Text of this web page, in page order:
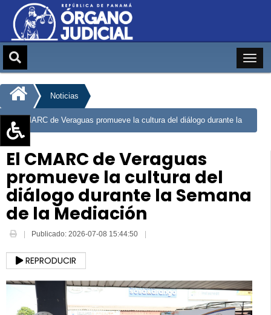
Aumentar texto (+)
Reducir texto (-)
Restablecer texto
Escala de Brillo
Escala de grises
Noticias
El CMARC de Veraguas promueve la cultura del diálogo durante la
El CMARC de Veraguas
promueve la cultura del
diálogo durante la Semana
de la Mediación
Publicado: 2026-07-08 15:44:50
REPRODUCIR